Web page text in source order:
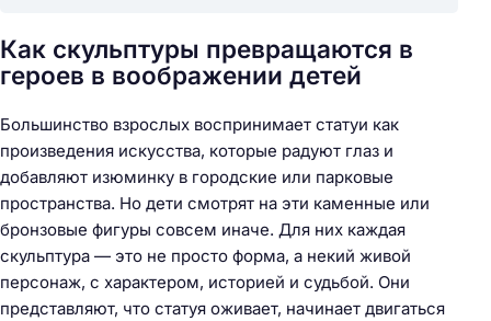
Как скульптуры превращаются в
героев в воображении детей
Большинство взрослых воспринимает статуи как
произведения искусства, которые радуют глаз и
добавляют изюминку в городские или парковые
пространства. Но дети смотрят на эти каменные или
бронзовые фигуры совсем иначе. Для них каждая
скульптура — это не просто форма, а некий живой
персонаж, с характером, историей и судьбой. Они
представляют, что статуя оживает, начинает двигаться